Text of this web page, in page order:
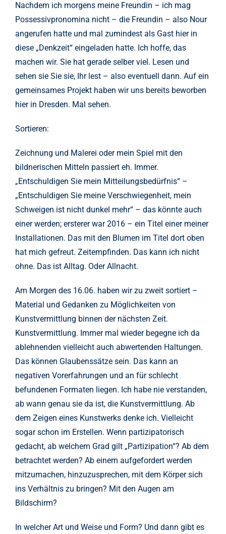
Nachdem ich morgens meine Freundin – ich mag
Possessivpronomina nicht – die Freundin – also Nour
angerufen hatte und mal zumindest als Gast hier in
diese „Denkzeit“ eingeladen hatte. Ich hoffe, das
machen wir. Sie hat gerade selber viel. Lesen und
sehen sie Sie sie, Ihr lest – also eventuell dann. Auf ein
gemeinsames Projekt haben wir uns bereits beworben
hier in Dresden. Mal sehen.
Sortieren:
Zeichnung und Malerei oder mein Spiel mit den
bildnerischen Mitteln passiert eh. Immer.
„Entschuldigen Sie mein Mitteilungsbedürfnis“ –
„Entschuldigen Sie meine Verschwiegenheit, mein
Schweigen ist nicht dunkel mehr“ – das könnte auch
einer werden; ersterer war 2016 – ein Titel einer meiner
Installationen. Das mit den Blumen im Titel dort oben
hat mich gefreut. Zeitempfinden. Das kann ich nicht
ohne. Das ist Alltag. Oder Allnacht.
Am Morgen des 16.06. haben wir zu zweit sortiert –
Material und Gedanken zu Möglichkeiten von
Kunstvermittlung binnen der nächsten Zeit.
Kunstvermittlung. Immer mal wieder begegne ich da
ablehnenden vielleicht auch abwertenden Haltungen.
Das können Glaubenssätze sein. Das kann an
negativen Vorerfahrungen und an für schlecht
befundenen Formaten liegen. Ich habe nie verstanden,
ab wann genau sie da ist, die Kunstvermittlung. Ab
dem Zeigen eines Kunstwerks denke ich. Vielleicht
sogar schon im Erstellen. Wenn partizipatorisch
gedacht, ab welchem Grad gilt „Partizipation“? Ab dem
betrachtet werden? Ab einem aufgefordert werden
mitzumachen, hinzuzusprechen, mit dem Körper sich
ins Verhältnis zu bringen? Mit den Augen am
Bildschirm?
In welcher Art und Weise und Form? Und dann gibt es